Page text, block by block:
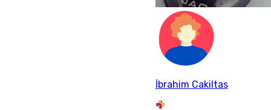
İbrahim Cakiltas